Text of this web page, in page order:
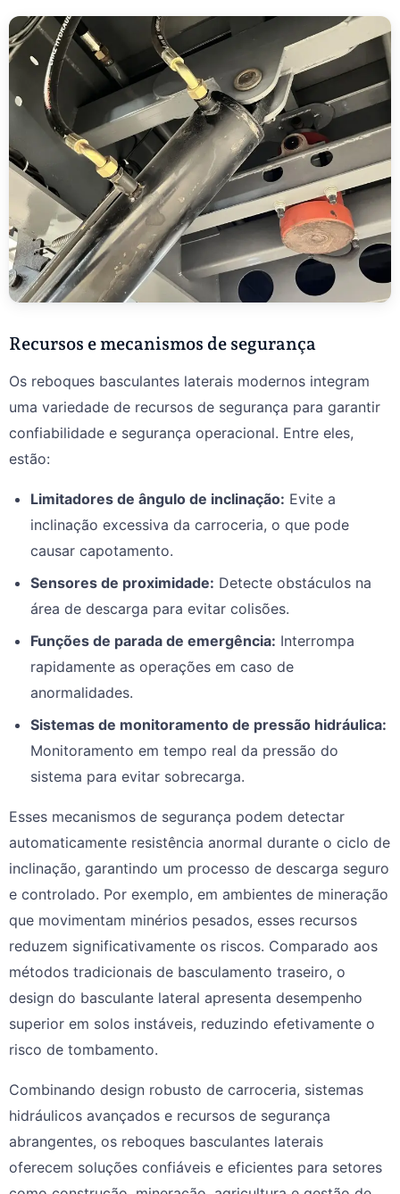
Recursos e mecanismos de segurança
Os reboques basculantes laterais modernos integram
uma variedade de recursos de segurança para garantir
confiabilidade e segurança operacional. Entre eles,
estão:
Limitadores de ângulo de inclinação: Evite a
inclinação excessiva da carroceria, o que pode
causar capotamento.
Sensores de proximidade: Detecte obstáculos na
área de descarga para evitar colisões.
Funções de parada de emergência: Interrompa
rapidamente as operações em caso de
anormalidades.
Sistemas de monitoramento de pressão hidráulica:
Monitoramento em tempo real da pressão do
sistema para evitar sobrecarga.
Esses mecanismos de segurança podem detectar
automaticamente resistência anormal durante o ciclo de
inclinação, garantindo um processo de descarga seguro
e controlado. Por exemplo, em ambientes de mineração
que movimentam minérios pesados, esses recursos
reduzem significativamente os riscos. Comparado aos
métodos tradicionais de basculamento traseiro, o
design do basculante lateral apresenta desempenho
superior em solos instáveis, reduzindo efetivamente o
risco de tombamento.
Combinando design robusto de carroceria, sistemas
hidráulicos avançados e recursos de segurança
abrangentes, os reboques basculantes laterais
oferecem soluções confiáveis e eficientes para setores